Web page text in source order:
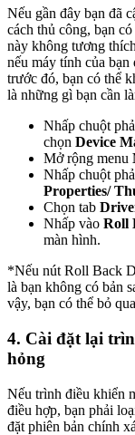
Nếu gần đây bạn đã
cách thủ công, bạn
này không tương thích
nếu máy tính của
trước đó, bạn có thể
là những gì bạn cần
Nhấp chuột
chọn Device
Mở rộng menu
Nhấp chuột
Properties/
Chọn tab
Nhấp vào Roll
màn hình.
*Nếu nút Roll Back
là bạn không có bản
vậy, bạn có thể bỏ
4. Cài đặt lại
hỏng
Nếu trình điều khiển
điều hợp, bạn phải
đặt phiên bản chính